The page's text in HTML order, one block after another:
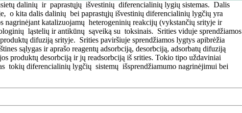
dalinių ir paprastųjų išvestinių diferencialinių lygių sistemas. Dalis
o kita dalis dalinių bei paprastųjų išvestinių diferencialinių lygčių yra
katalizuojamų heterogeninių reakcijų (vykstančių srityje ir
ląstelių ir antikūnų sąveiką su toksinais. Srities viduje sprendžiamos
difuziją srityje. Srities paviršiuje sprendžiamos lygtys apibrėžia
sąlygas ir aprašo reagentų adsorbciją, desorbciją, adsorbatų difuziją
produktų desorbciją ir jų readsorbciją iš srities. Tokio tipo uždaviniai
tokių diferencialinių lygčių sistemų išsprendžiamumo nagrinėjimui bei